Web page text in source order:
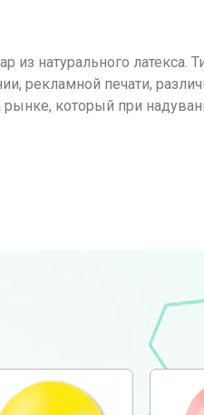
натурального латекса.
рекламной печати,
который при